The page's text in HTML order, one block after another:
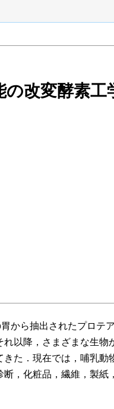
の改変酵素工
から抽出されたプロテ
以降，さまざまな生物
た．現在では，哺乳動
，化粧品，繊維，製